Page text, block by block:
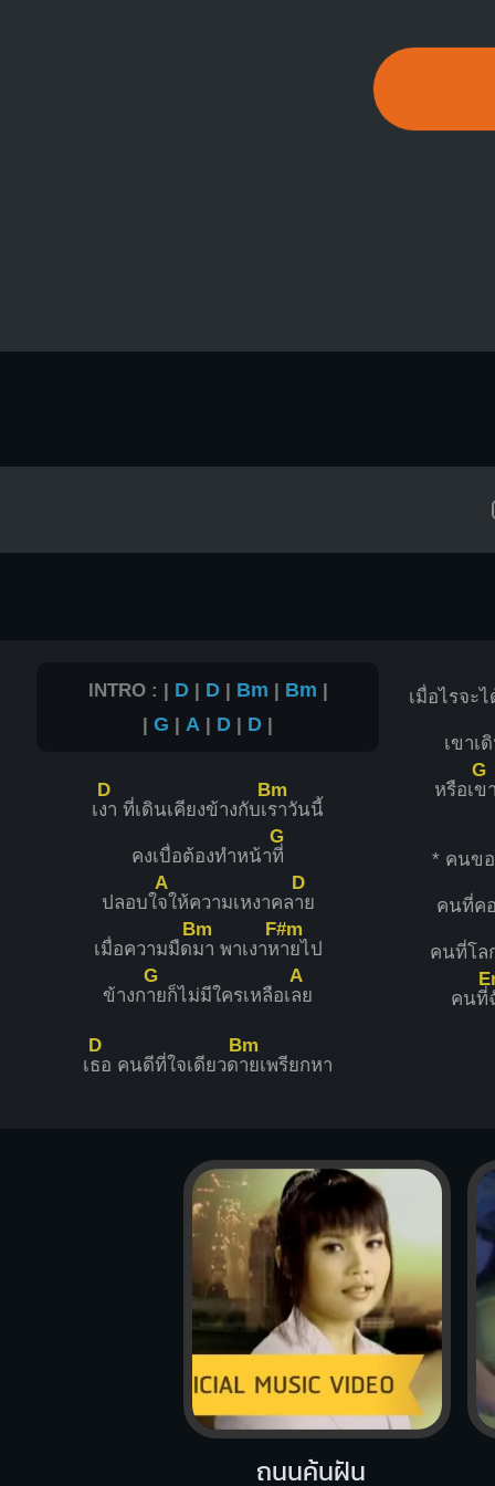
INTRO : | D| D| Bm | Bm |
|G | A | D | D |
เ
D
งา ที่เดินเคียงข้างกับเ
Bm
ราวันนี้
คงเบื่อต้องทำหน้า
G
ที่
ปลอบใ
A
จให้ความเหงาคล
D
าย
เมื่อความมืด
Bm
มา พาเงาห
F#m
ายไป
ข้างก
G
ายก็ไม่มีใครเหลือเ
A
ลย
เ
D
ธอ คนดีที่ใจเดียวด
Bm
ายเพรียกหา
เมื่อไรจะ
เขาเ
หรือเ
G
ข
* คนขอ
คนที่ค
คนที่โล
คนที่
ถนนค้นฝัน